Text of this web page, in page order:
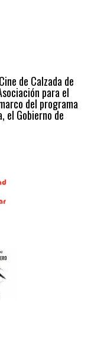
de Calzada de
para el
del programa
el Gobierno de